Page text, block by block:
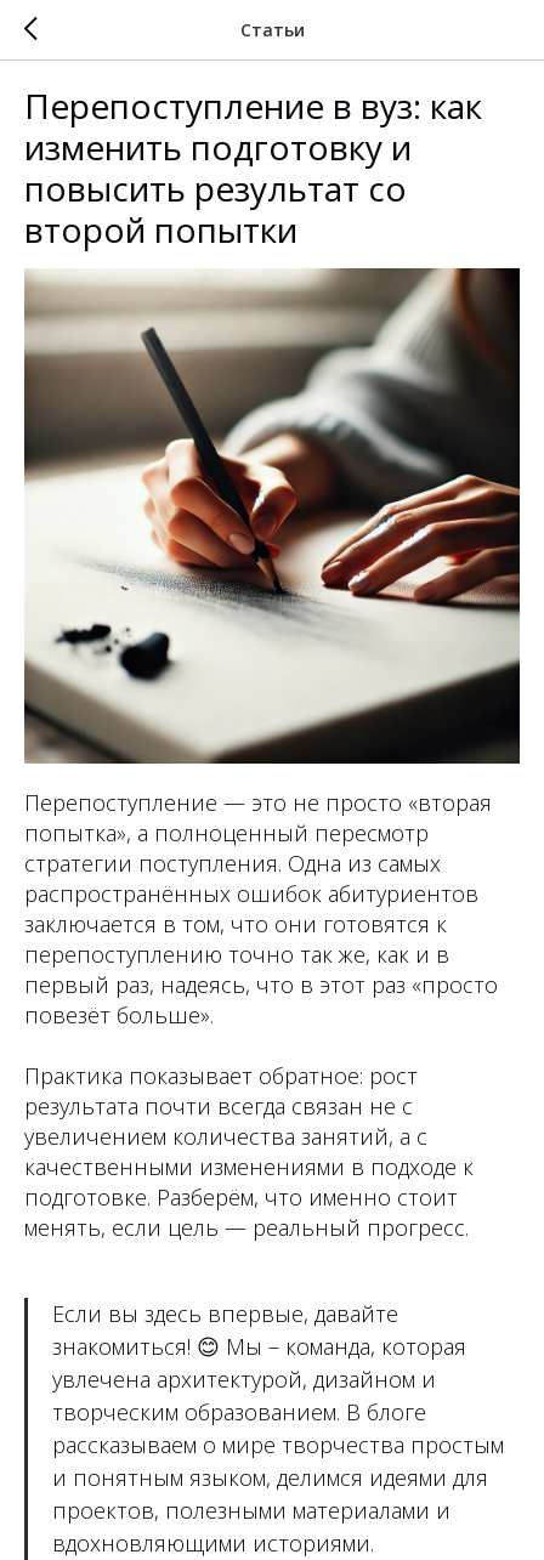
Статьи
Перепоступление в вуз: как
изменить подготовку и
повысить результат со
второй попытки
Перепоступление — это не просто «вторая
попытка», а полноценный пересмотр
стратегии поступления. Одна из самых
распространённых ошибок абитуриентов
заключается в том, что они готовятся к
перепоступлению точно так же, как и в
первый раз, надеясь, что в этот раз «просто
повезёт больше».
Практика показывает обратное: рост
результата почти всегда связан не с
увеличением количества занятий, а с
качественными изменениями в подходе к
подготовке. Разберём, что именно стоит
менять, если цель — реальный прогресс.
Если вы здесь впервые, давайте
знакомиться! 😊 Мы – команда, которая
увлечена архитектурой, дизайном и
творческим образованием. В блоге
рассказываем о мире творчества простым
и понятным языком, делимся идеями для
проектов, полезными материалами и
вдохновляющими историями.